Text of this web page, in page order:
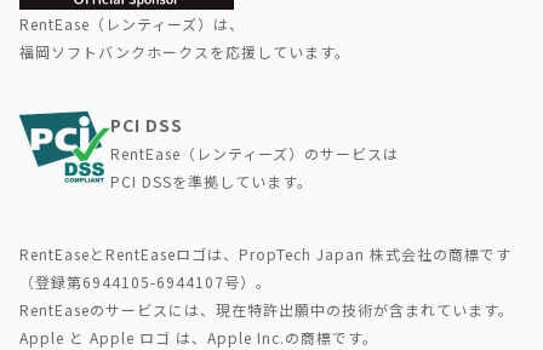
RentEase（レンティーズ）は、
福岡ソフトバンクホークスを応援しています。
PCI DSS
RentEase（レンティーズ）のサービスは
PCI DSSを準拠しています。
RentEaseとRentEaseロゴは、PropTech Japan 株式会社の商標です
（登録第6944105-6944107号）。
RentEaseのサービスには、現在特許出願中の技術が含まれています。
Apple と Apple ロゴ は、Apple Inc.の商標です。